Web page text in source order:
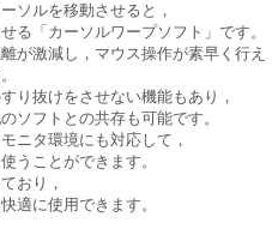
ソルを移動させると，
る「カーソルワープソフト」です。
が激減し，マウス操作が素早く行え
り抜けをさせない機能もあり，
ソフトとの共存も可能です。
ニタ環境にも対応して，
うことができます。
おり，
適に使用できます。